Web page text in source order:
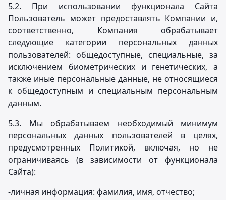
5.2. При использовании функционала Сайта
Пользователь может предоставлять Компании и,
соответственно, Компания обрабатывает
следующие категории персональных данных
пользователей: общедоступные, специальные, за
исключением биометрических и генетических, а
также иные персональные данные, не относящиеся
к общедоступным и специальным персональным
данным.
5.3. Мы обрабатываем необходимый минимум
персональных данных пользователей в целях,
предусмотренных Политикой, включая, но не
ограничиваясь (в зависимости от функционала
Сайта):
-личная информация: фамилия, имя, отчество;